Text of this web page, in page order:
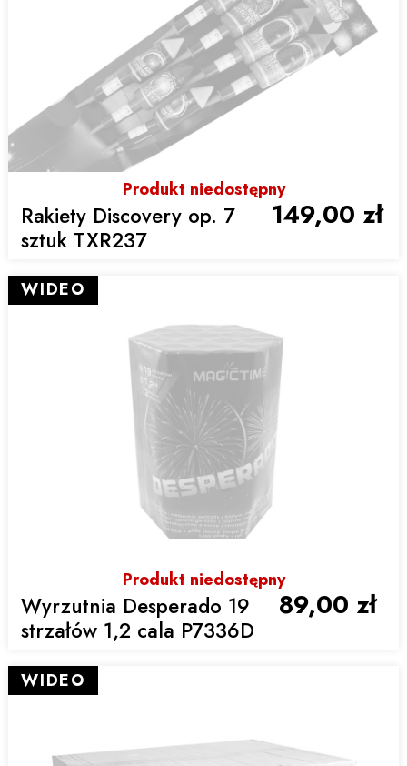
Produkt niedostępny
Rakiety Discovery op. 7
sztuk TXR237
149,00 zł
Produkt niedostępny
Wyrzutnia Desperado 19
strzałów 1,2 cala P7336D
89,00 zł
WIDEO
WIDEO